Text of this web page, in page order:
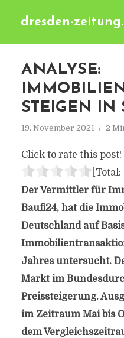
dresden-
ANALYSE:
STEIGEN IN
19. November 2021 2
Click to rate this post!
[Total:
Der Vermittler für
Baufi24, hat die
Deutschland auf
Jahres untersucht.
Markt im
Preissteigerung.
im Zeitraum Mai bis
dem